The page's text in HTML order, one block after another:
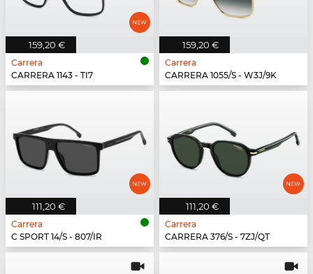
159,20 €
Carrera
CARRERA 1143 - TI7
159,20 €
Carrera
CARRERA 1055/S - W3J/9K
111,20 €
Carrera
C SPORT 14/S - 807/IR
111,20 €
Carrera
CARRERA 376/S - 7ZJ/QT